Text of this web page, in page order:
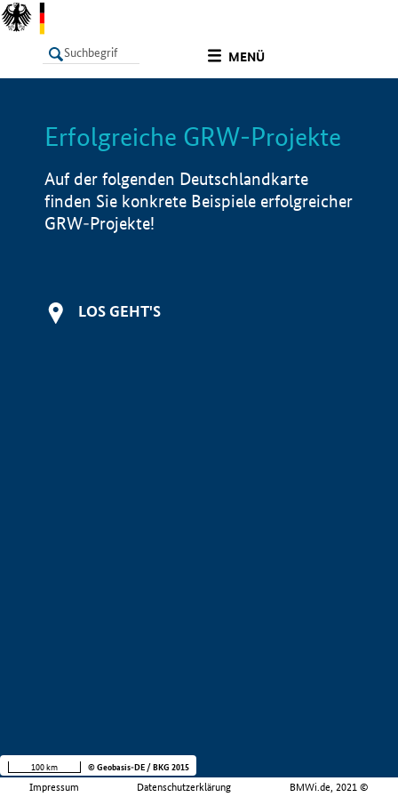
MENÜ
LISTE Info
Erfolgreiche GRW-Projekte
Auf der folgenden Deutschlandkarte
finden Sie konkrete Beispiele erfolgreicher
GRW-Projekte!
LOS GEHT'S
Impressum Datenschutzerklärung BMWi.de, 2021 ©
100 km © Geobasis-DE / BKG 2015